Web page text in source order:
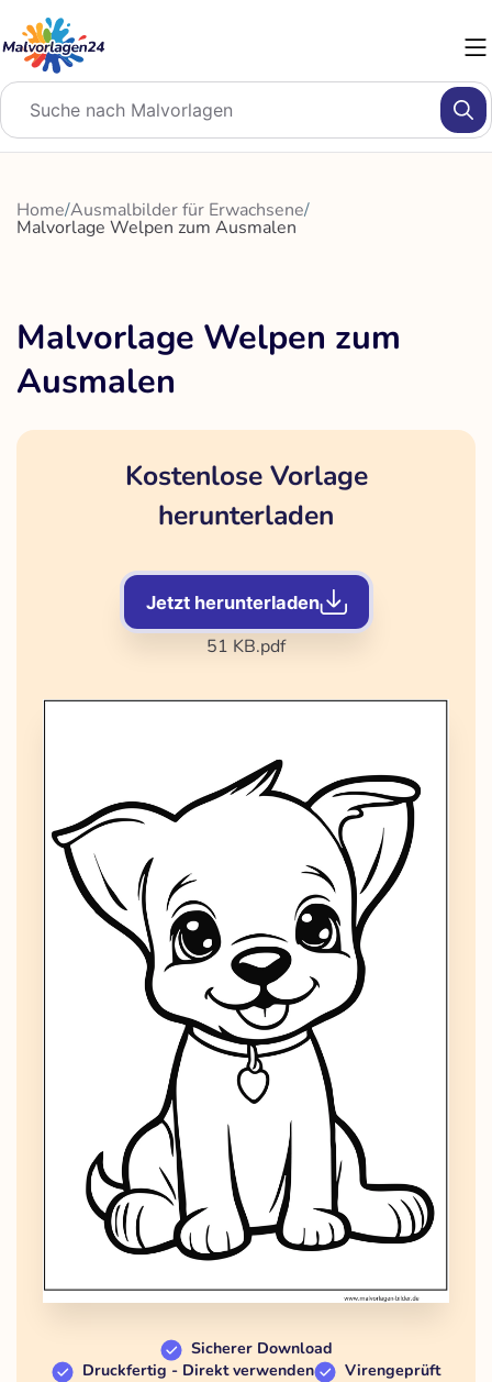
Inhalt
springen
Home/Ausmalbilder für Erwachsene/
Malvorlage Welpen zum Ausmalen
Malvorlage Welpen zum
Ausmalen
Kostenlose Vorlage
herunterladen
Jetzt herunterladen
51 KB.pdf
Sicherer Download
Druckfertig - Direkt verwenden
Virengeprüft